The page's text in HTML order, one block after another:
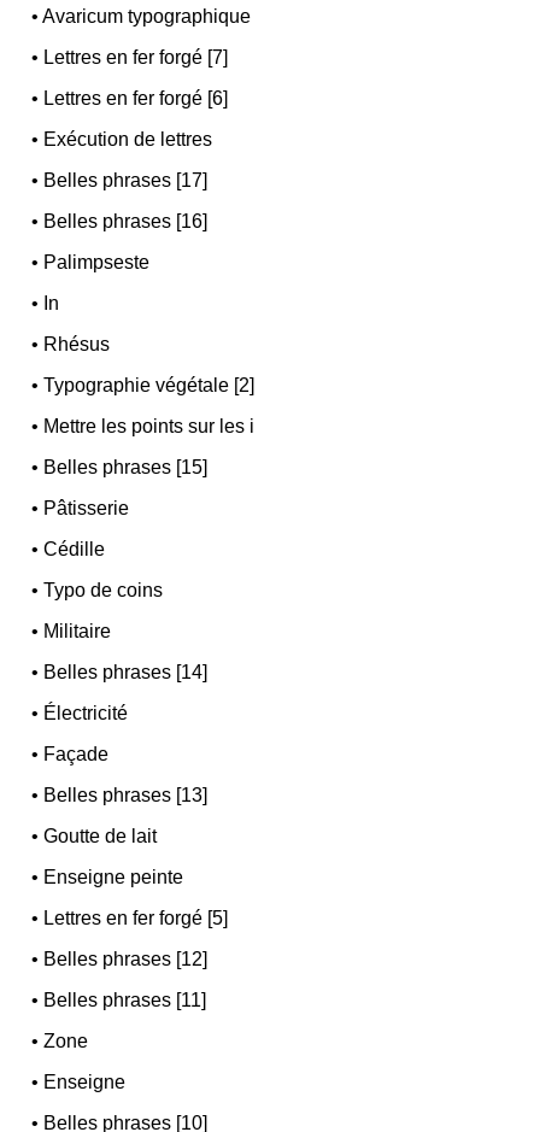
•Avaricum typographique
• Lettres en fer forgé [7]
• Lettres en fer forgé [6]
• Exécution de lettres
• Belles phrases [17]
• Belles phrases [16]
• Palimpseste
• In
• Rhésus
•Typographie végétale [2]
• Mettre les points sur les i
• Belles phrases [15]
• Pâtisserie
•Cédille
•Typo de coins
• Militaire
• Belles phrases [14]
• Électricité
• Façade
• Belles phrases [13]
•Goutte de lait
• Enseigne peinte
• Lettres en fer forgé [5]
• Belles phrases [12]
• Belles phrases [11]
•Zone
• Enseigne
• Belles phrases [10]